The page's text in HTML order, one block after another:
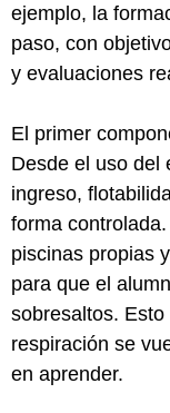
ejemplo, la
paso, con
y evaluaciones
El primer
Desde el uso del
ingreso,
forma
piscinas propias
para que el
sobresaltos.
respiración se
en aprender.